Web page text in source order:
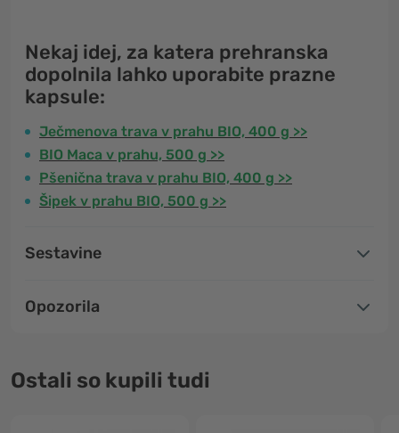
Nekaj idej, za katera prehranska
dopolnila lahko uporabite prazne
kapsule:
Ječmenova trava v prahu BIO, 400 g >>
BIO Maca v prahu, 500 g >>
Pšenična trava v prahu BIO, 400 g >>
Šipek v prahu BIO, 500 g >>
Sestavine
Opozorila
Ostali so kupili tudi